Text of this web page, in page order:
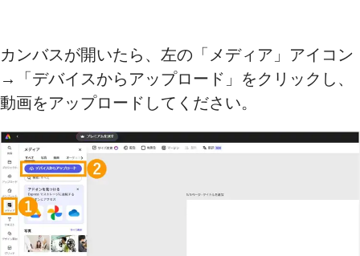
カンバスが開いたら、左の「メディア」アイコン
→「デバイスからアップロード」をクリックし、
動画をアップロードしてください。